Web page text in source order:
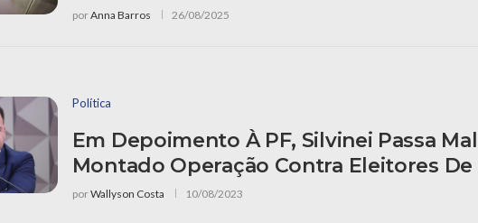
porAnna Barros 26/08/2025
Política
Em Depoimento À PF, Silvinei Passa
Montado Operação Contra Eleitores De
porWallyson Costa 10/08/2023